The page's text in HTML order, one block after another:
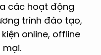
các hoạt động
trình đào tạo,
online, offline
mại.